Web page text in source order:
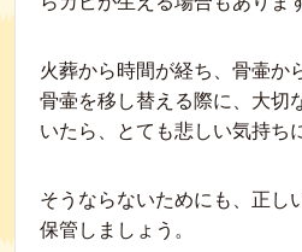
火葬から時間が経ち、骨壷か
骨壷を移し替える際に、大切
いたら、とても悲しい気持ち
そうならないためにも、正し
保管しましょう。